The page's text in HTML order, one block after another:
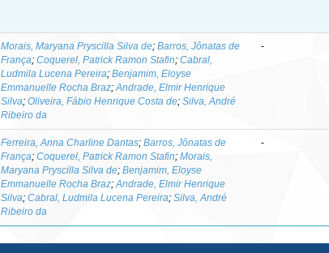
Morais, Maryana Pryscilla Silva de;Barros, Jônatas de
França;Coquerel, Patrick Ramon Stafin;Cabral,
Ludmila Lucena Pereira;Benjamim, Eloyse
Emmanuelle Rocha Braz;Andrade, Elmir Henrique
Silva;Oliveira, Fábio Henrique Costa de;Silva, André
Ribeiro da
-
Ferreira, Anna Charline Dantas;Barros, Jônatas de
França;Coquerel, Patrick Ramon Stafin;Morais,
Maryana Pryscilla Silva de;Benjamim, Eloyse
Emmanuelle Rocha Braz;Andrade, Elmir Henrique
Silva;Cabral, Ludmila Lucena Pereira;Silva, André
Ribeiro da
-